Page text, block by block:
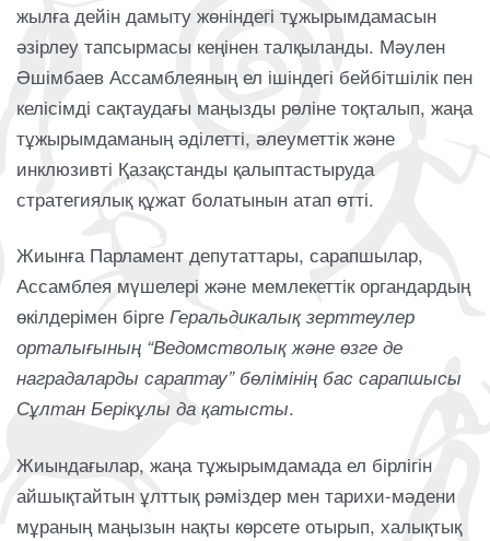
жылға дейін дамыту жөніндегі тұжырымдамасын
әзірлеу тапсырмасы кеңінен талқыланды. Мәулен
Әшімбаев Ассамблеяның ел ішіндегі бейбітшілік пен
келісімді сақтаудағы маңызды рөліне тоқталып, жаңа
тұжырымдаманың әділетті, әлеуметтік және
инклюзивті Қазақстанды қалыптастыруда
стратегиялық құжат болатынын атап өтті.
Жиынға Парламент депутаттары, сарапшылар,
Ассамблея мүшелері және мемлекеттік органдардың
өкілдерімен бірге Геральдикалық зерттеулер
орталығының “Ведомстволық және өзге де
наградаларды сараптау” бөлімінің бас сарапшысы
Сұлтан Берікұлы да қатысты.
Жиындағылар, жаңа тұжырымдамада ел бірлігін
айшықтайтын ұлттық рәміздер мен тарихи-мәдени
мұраның маңызын нақты көрсете отырып, халықтық